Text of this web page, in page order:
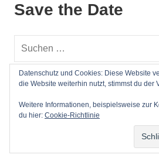
Save the Date
Suchen
Impressum
WordPress-Theme: Mercia
Datenschutz und Cookies: Diese Website
die Website weiterhin nutzt, stimmst du der
Weitere Informationen, beispielsweise zur
du hier: Cookie-Richtlinie